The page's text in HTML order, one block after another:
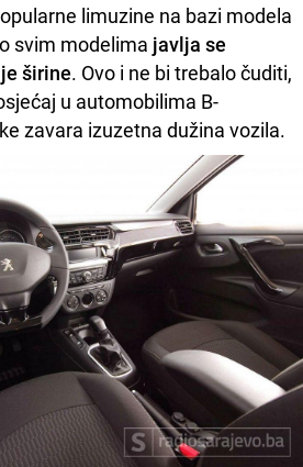
limuzine na bazi modela
svim modelima javlja se
širine. Ovo i ne bi trebalo čuditi,
u automobilima B-
zavara izuzetna dužina vozila.